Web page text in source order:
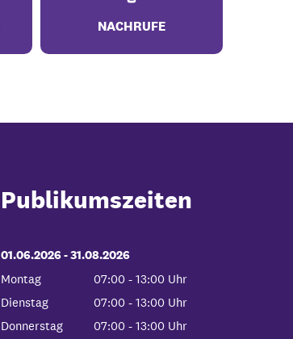
NACHRUFE
Publikumszeiten
01.06.2026-bis
31.08.2026
Montag
07:00 - 13:00 Uhr
Von 07:00 bis 13:00 Uhr
Dienstag 07:00 - 13:00 Uhr
Von 07:00 bis 13:00 Uhr
Donnerstag 07:00 - 13:00 Uhr